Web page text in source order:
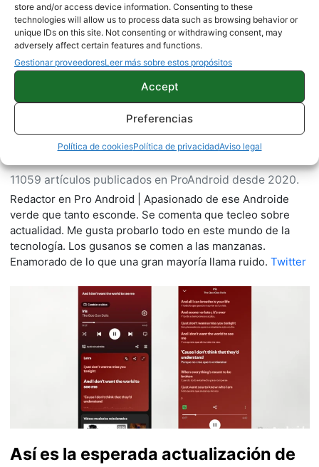
store and/or access device information. Consenting to these
technologies will allow us to process data such as browsing behavior or
unique IDs on this site. Not consenting or withdrawing consent, may
adversely affect certain features and functions.
Gestionar proveedoresLeer más sobre estos propósitos
Accept
Preferencias
Política de cookiesPolítica de privacidadAviso legal
Sobre este autor
Quelian Sanz
11059 artículos publicados en ProAndroid desde 2020.
Redactor en Pro Android | Apasionado de ese Androide
verde que tanto esconde. Se comenta que tecleo sobre
actualidad. Me gusta probarlo todo en este mundo de la
tecnología. Los gusanos se comen a las manzanas.
Enamorado de lo que una gran mayoría llama ruido. Twitter
Así es la esperada actualización de